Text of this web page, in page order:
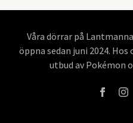
Våra dörrar på
öppna sedan juni 2024.
utbud av Pokémon